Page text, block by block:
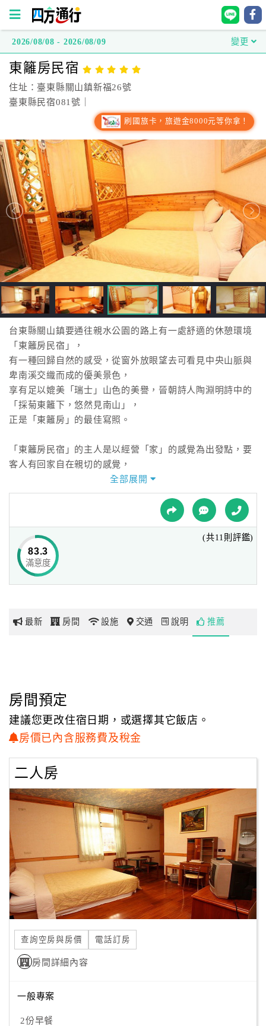
方
通
行
台
灣
訂
房
直
接
跟
飯
店
訂
房
HOT
特
色
民
球
網
玩
地
圖
顧
務
意
度
訂
單
管
理
員
2026/08/08 - 2026/08/09 變更
東籬房民宿
住址：臺東縣關山鎮新福26號
臺東縣民宿081號｜
刷國旅卡，旅遊金8000元等你拿！
台東縣關山鎮要通往親水公園的路上有一處舒適的休憩環境
「東籬房民宿」，
有一種回歸自然的感受，從窗外放眼望去可看見中央山脈與
卑南溪交織而成的優美景色，
享有足以媲美「瑞士」山色的美譽，晉朝詩人陶淵明詩中的
「採菊東籬下，悠然見南山」，
正是「東籬房」的最佳寫照。
「東籬房民宿」的主人是以經營「家」的感覺為出發點，要
客人有回家自在親切的感覺，
店內也提供露營、咖啡簡餐、單車出租、代售關山米、旅遊
導覽等服務，
讓您擁有舒適的住宿環境，貼心的服務，可說是您旅途的溫
全部展開
83.3
滿意度
(共11則評鑑)
最新 房間 設施 交通 說明 推薦
房間預定
建議您更改住宿日期，或選擇其它飯店。
房價已內含服務費及稅金
二人房
查詢空房與房價 電話訂房
房間詳細內容
一般專案
2份早餐